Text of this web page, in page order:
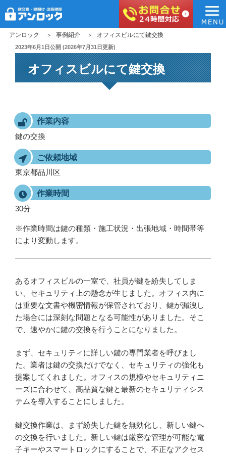
アンロック
アンロック 事例紹介 オフィスビルにて鍵交換
投
稿
日:
2023年6月1日公開 (2026年7月31日更新)
オフィスビルにて鍵交換
作業内容
鍵の交換
ご依頼地域
東京都品川区
作業時間
30分
※作業時間は鍵の種類・施工状況・出張地域・時間帯等
により変動します。
あるオフィスビルの一室で、社員が鍵を紛失してしま
い、セキュリティ上の懸念が生じました。オフィス内に
は重要な文書や機密情報が保管されており、鍵が漏洩し
た場合には深刻な問題となる可能性がありました。そこ
で、速やかに鍵の交換を行うことになりました。
まず、セキュリティに詳しい鍵の専門業者を呼びまし
た。業者は鍵の交換だけでなく、セキュリティの強化も
提案してくれました。オフィスの規模やセキュリティニ
ーズに合わせて、高品質な鍵と最新のセキュリティシス
テムを導入することにしました。
鍵交換作業は、まず紛失した鍵を無効化し、新しい鍵へ
の交換を行いました。新しい鍵は厳密な管理が可能な電
子キーやスマートロックにすることで、不正なアクセス